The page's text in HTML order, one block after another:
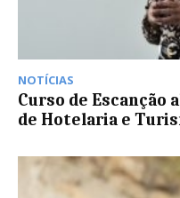
NOTÍCIAS
Curso de Escanção
de Hotelaria e